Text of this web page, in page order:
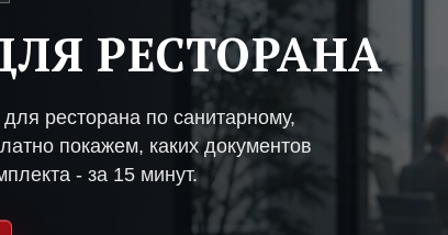
РЕСТОРАНА
ресторана по санитарному,
покажем, каких документов
- за 15 минут.